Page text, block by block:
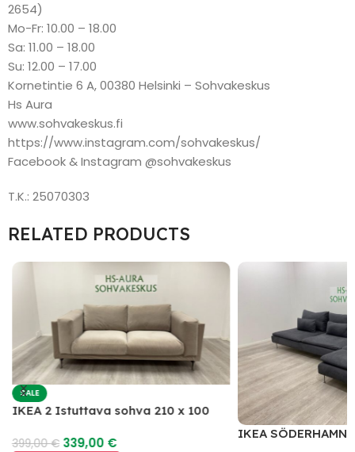
2654)
Mo-Fr: 10.00 – 18.00
Sa: 11.00 – 18.00
Su: 12.00 – 17.00
Kornetintie 6 A, 00380 Helsinki – Sohvakeskus
Hs Aura
www.sohvakeskus.fi
https://www.instagram.com/sohvakeskus/
Facebook & Instagram @sohvakeskus
T.K.: 25070303
RELATED PRODUCTS
SALE
IKEA 2 Istuttava sohva 210 x 100
399,00€ 339,00 €
IKEA